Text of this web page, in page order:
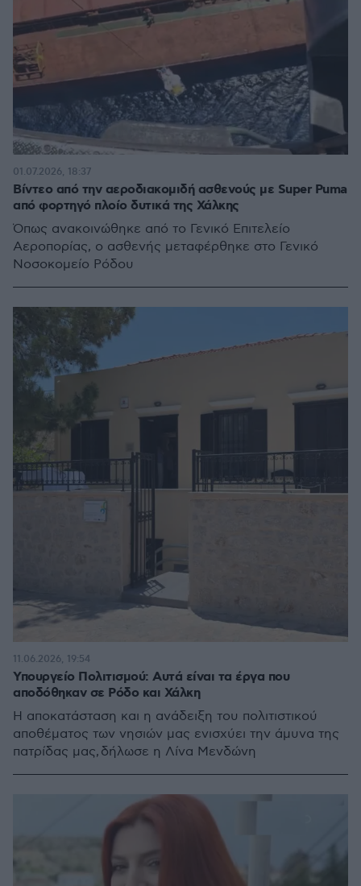
Βίντεο από την αεροδιακομιδή ασθενούς με Super Puma
από φορτηγό πλοίο δυτικά της Χάλκης
Όπως ανακοινώθηκε από το Γενικό Επιτελείο
Αεροπορίας, ο ασθενής μεταφέρθηκε στο Γενικό
Νοσοκομείο Ρόδου
01.07.2026, 18:37
Υπουργείο Πολιτισμού: Αυτά είναι τα έργα που
αποδόθηκαν σε Ρόδο και Χάλκη
Η αποκατάσταση και η ανάδειξη του πολιτιστικού
αποθέματος των νησιών μας ενισχύει την άμυνα της
πατρίδας μας, δήλωσε η Λίνα Μενδώνη
11.06.2026, 19:54